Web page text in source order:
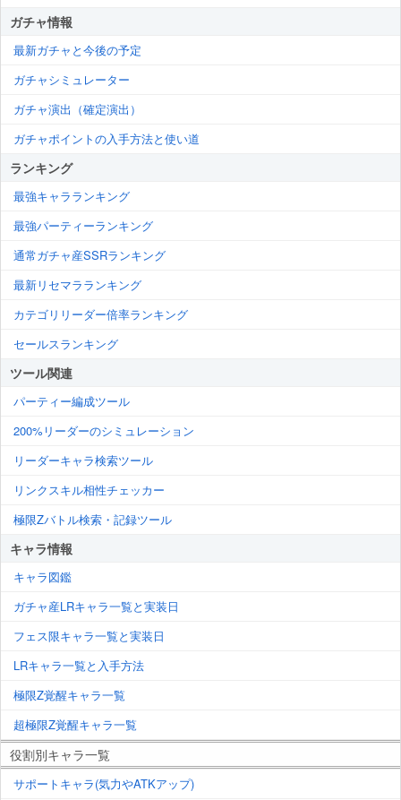
ガチャ情報
最新ガチャと今後の予定
ガチャシミュレーター
ガチャ演出（確定演出）
ガチャポイントの入手方法と使い道
ランキング
最強キャラランキング
最強パーティーランキング
通常ガチャ産SSRランキング
最新リセマラランキング
カテゴリリーダー倍率ランキング
セールスランキング
ツール関連
パーティー編成ツール
200%リーダーのシミュレーション
リーダーキャラ検索ツール
リンクスキル相性チェッカー
極限Zバトル検索・記録ツール
キャラ情報
キャラ図鑑
ガチャ産LRキャラ一覧と実装日
フェス限キャラ一覧と実装日
LRキャラ一覧と入手方法
極限Z覚醒キャラ一覧
超極限Z覚醒キャラ一覧
役割別キャラ一覧
サポートキャラ(気力やATKアップ)